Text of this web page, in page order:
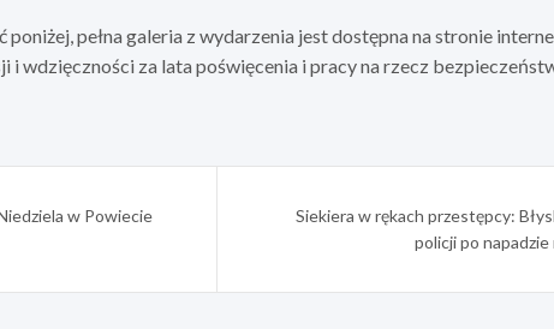
pełna galeria z wydarzenia jest dostępna na stronie
i wdzięczności za lata poświęcenia i pracy na rzecz
w Powiecie
Siekiera w rękach przestępcy:
policji po